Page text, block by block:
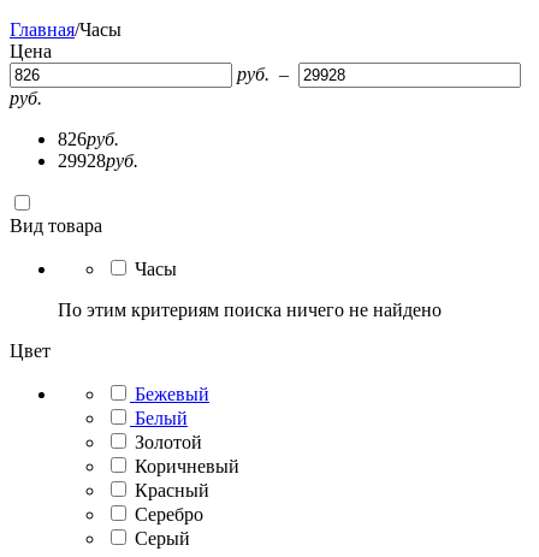
Главная/Часы
Цена
руб. –
руб.
826руб.
29928руб.
Вид товара
Часы
По этим критериям поиска ничего не найдено
Цвет
Бежевый
Белый
Золотой
Коричневый
Красный
Серебро
Серый